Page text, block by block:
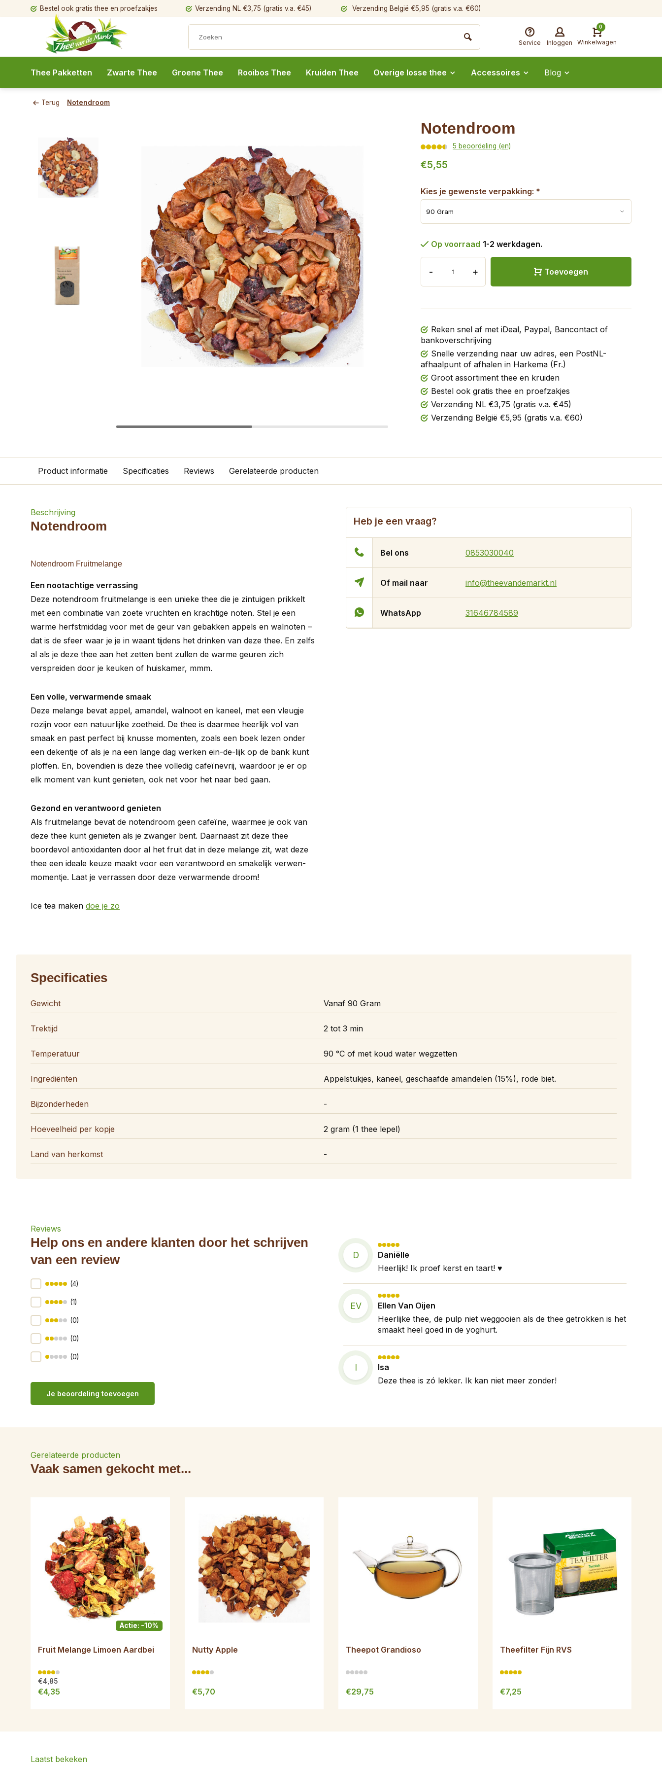
Bestel ook gratis thee en proefzakjes Verzending NL €3,75 (gratis v.a. €45) Verzending België €5,95 (gratis v.a. €60)
Service Inloggen
0
Winkelwagen
Thee Pakketten Zwarte Thee Groene Thee Rooibos Thee Kruiden Thee Overige losse thee Accessoires Blog
Terug Notendroom
Notendroom
5 beoordeling (en)
€5,55
Kies je gewenste verpakking: *
Op voorraad 1-2 werkdagen.
- + Toevoegen
Reken snel af met iDeal, Paypal, Bancontact of
bankoverschrijving
Snelle verzending naar uw adres, een PostNL-
afhaalpunt of afhalen in Harkema (Fr.)
Groot assortiment thee en kruiden
Bestel ook gratis thee en proefzakjes
Verzending NL €3,75 (gratis v.a. €45)
Verzending België €5,95 (gratis v.a. €60)
Product informatie Specificaties Reviews Gerelateerde producten
Beschrijving
Notendroom
Notendroom Fruitmelange
Een nootachtige verrassing
Deze notendroom fruitmelange is een unieke thee die je zintuigen prikkelt
met een combinatie van zoete vruchten en krachtige noten. Stel je een
warme herfstmiddag voor met de geur van gebakken appels en walnoten –
dat is de sfeer waar je je in waant tijdens het drinken van deze thee. En zelfs
al als je deze thee aan het zetten bent zullen de warme geuren zich
verspreiden door je keuken of huiskamer, mmm.
Een volle, verwarmende smaak
Deze melange bevat appel, amandel, walnoot en kaneel, met een vleugje
rozijn voor een natuurlijke zoetheid. De thee is daarmee heerlijk vol van
smaak en past perfect bij knusse momenten, zoals een boek lezen onder
een dekentje of als je na een lange dag werken ein-de-lijk op de bank kunt
ploffen. En, bovendien is deze thee volledig cafeïnevrij, waardoor je er op
elk moment van kunt genieten, ook net voor het naar bed gaan.
Gezond en verantwoord genieten
Als fruitmelange bevat de notendroom geen cafeïne, waarmee je ook van
deze thee kunt genieten als je zwanger bent. Daarnaast zit deze thee
boordevol antioxidanten door al het fruit dat in deze melange zit, wat deze
thee een ideale keuze maakt voor een verantwoord en smakelijk verwen-
momentje. Laat je verrassen door deze verwarmende droom!
Ice tea maken doe je zo
Heb je een vraag?
Bel ons 0853030040
Of mail naar info@theevandemarkt.nl
WhatsApp 31646784589
Specificaties
Gewicht Vanaf 90 Gram
Trektijd 2 tot 3 min
Temperatuur 90 °C of met koud water wegzetten
Ingrediënten Appelstukjes, kaneel, geschaafde amandelen (15%), rode biet.
Bijzonderheden -
Hoeveelheid per kopje 2 gram (1 thee lepel)
Land van herkomst -
Reviews
Help ons en andere klanten door het schrijven
van een review
(4)
(1)
(0)
(0)
(0)
Je beoordeling toevoegen
D
Daniëlle
Heerlijk! Ik proef kerst en taart! ♥️
EV
Ellen Van Oijen
Heerlijke thee, de pulp niet weggooien als de thee getrokken is het
smaakt heel goed in de yoghurt.
I
Isa
Deze thee is zó lekker. Ik kan niet meer zonder!
Gerelateerde producten
Vaak samen gekocht met...
Actie: -10%
Fruit Melange Limoen Aardbei
€4,85
€4,35
Nutty Apple
€5,70
Theepot Grandioso
€29,75
Theefilter Fijn RVS
€7,25
Laatst bekeken